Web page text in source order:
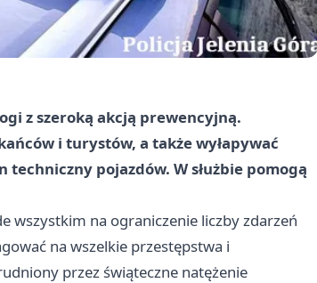
z szeroką akcją prewencyjną.
i turystów, a także wyłapywać
pojazdów. W służbie pomogą
wszystkim na ograniczenie liczby zdarzeń
na wszelkie przestępstwa i
przez świąteczne natężenie